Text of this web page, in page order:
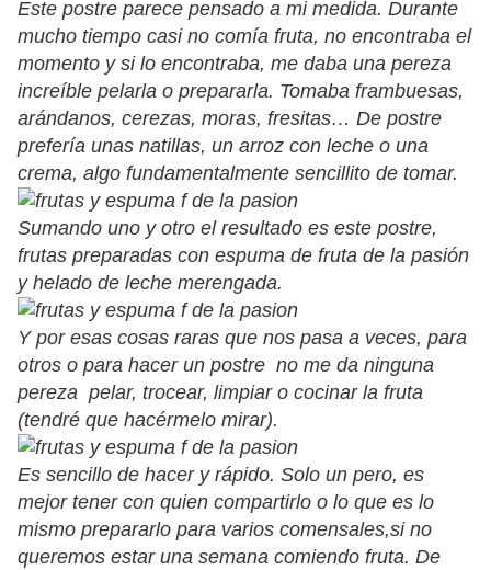
Este postre parece pensado a mi medida. Durante
mucho tiempo casi no comía fruta, no encontraba el
momento y si lo encontraba, me daba una pereza
increíble pelarla o prepararla. Tomaba frambuesas,
arándanos, cerezas, moras, fresitas… De postre
prefería unas natillas, un arroz con leche o una
crema, algo fundamentalmente sencillito de tomar.
Sumando uno y otro el resultado es este postre,
frutas preparadas con espuma de fruta de la pasión
y helado de leche merengada.
Y por esas cosas raras que nos pasa a veces, para
otros o para hacer un postre no me da ninguna
pereza pelar, trocear, limpiar o cocinar la fruta
(tendré que hacérmelo mirar).
Es sencillo de hacer y rápido. Solo un pero, es
mejor tener con quien compartirlo o lo que es lo
mismo prepararlo para varios comensales,si no
queremos estar una semana comiendo fruta. De